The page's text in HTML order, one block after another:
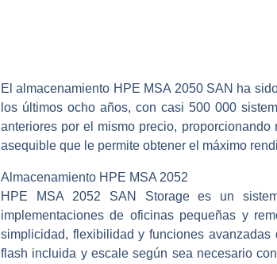
El almacenamiento HPE MSA 2050 SAN ha
los últimos ocho años, con casi 500 000
anteriores por el mismo precio,
asequible que le permite obtener el máximo
Almacenamiento HPE MSA 2052
HPE MSA 2052 SAN Storage es un
implementaciones de oficinas pequeñas y
simplicidad, flexibilidad y funciones
flash incluida y escale según sea necesario